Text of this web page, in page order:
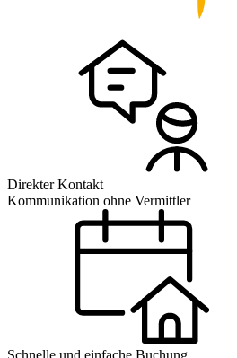
Direkter Kontakt
Kommunikation ohne Vermittler
Schnelle und einfache Buchung